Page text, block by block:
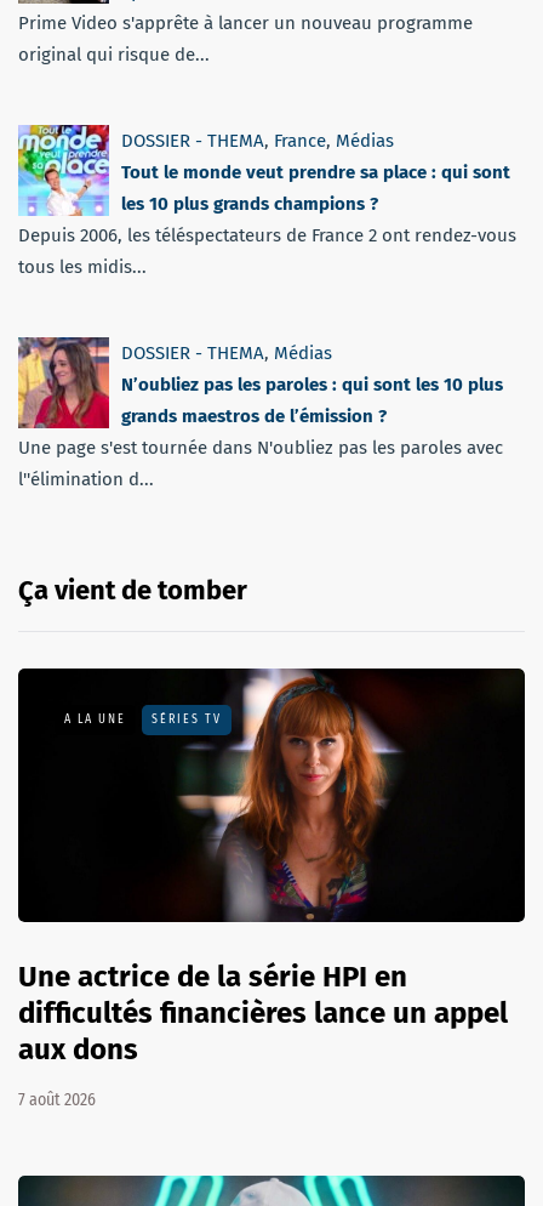
Prime Video s'apprête à lancer un nouveau programme
original qui risque de...
DOSSIER - THEMA, France, Médias
Tout le monde veut prendre sa place : qui sont
les 10 plus grands champions ?
Depuis 2006, les téléspectateurs de France 2 ont rendez-vous
tous les midis...
DOSSIER - THEMA, Médias
N’oubliez pas les paroles : qui sont les 10 plus
grands maestros de l’émission ?
Une page s'est tournée dans N'oubliez pas les paroles avec
l''élimination d...
Ça vient de tomber
A LA UNE SÉRIES TV
Une actrice de la série HPI en
difficultés financières lance un appel
aux dons
7 août 2026